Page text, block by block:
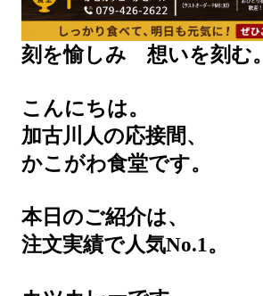
刻を愉しみ 想いを刻む。
こんにちは。
加古川人の応接間、
かこがわ食堂です。
本日のご紹介は、
注文実績で人気No.1。